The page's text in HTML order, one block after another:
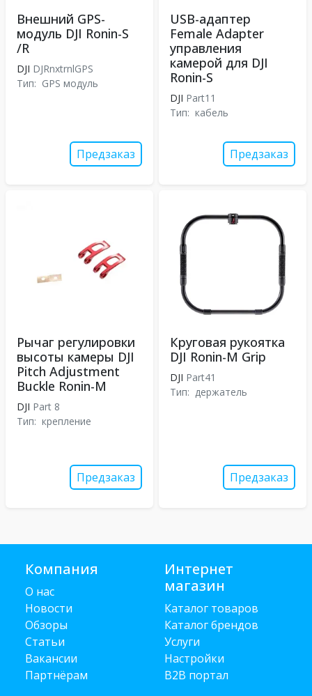
Внешний GPS-
модуль DJI Ronin-S
/R
DJI DJRnxtrnlGPS
Тип: GPS модуль
Предзаказ
USB-адаптер
Female Adapter
управления
камерой для DJI
Ronin-S
DJI Part11
Тип: кабель
Предзаказ
Рычаг регулировки
высоты камеры DJI
Pitch Adjustment
Buckle Ronin-M
DJI Part 8
Тип: крепление
Предзаказ
Круговая рукоятка
DJI Ronin-M Grip
DJI Part41
Тип: держатель
Предзаказ
Компания
О нас
Новости
Обзоры
Статьи
Вакансии
Партнёрам
Интернет
магазин
Каталог товаров
Каталог брендов
Услуги
Настройки
B2B портал